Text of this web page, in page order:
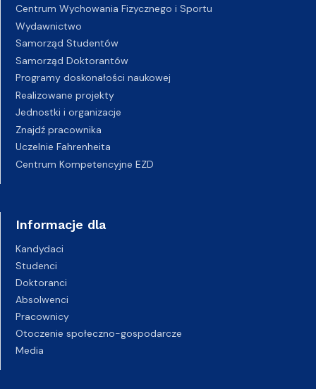
Centrum Wychowania Fizycznego i Sportu
Wydawnictwo
Samorząd Studentów
Samorząd Doktorantów
Programy doskonałości naukowej
Realizowane projekty
Jednostki i organizacje
Znajdź pracownika
Uczelnie Fahrenheita
Centrum Kompetencyjne EZD
Informacje dla
Kandydaci
Studenci
Doktoranci
Absolwenci
Pracownicy
Otoczenie społeczno-gospodarcze
Media